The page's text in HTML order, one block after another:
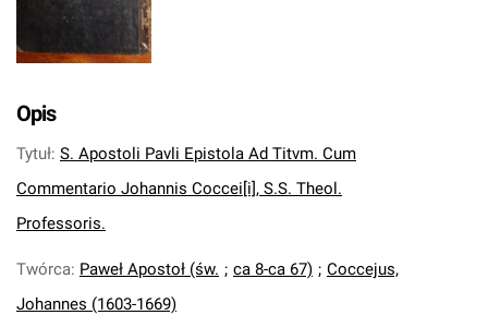
Opis
Tytuł: S. Apostoli Pavli Epistola Ad Titvm. Cum
Commentario Johannis Coccei[i], S.S. Theol.
Professoris.
Twórca: Paweł Apostoł (św. ; ca 8-ca 67) ; Coccejus,
Johannes (1603-1669)